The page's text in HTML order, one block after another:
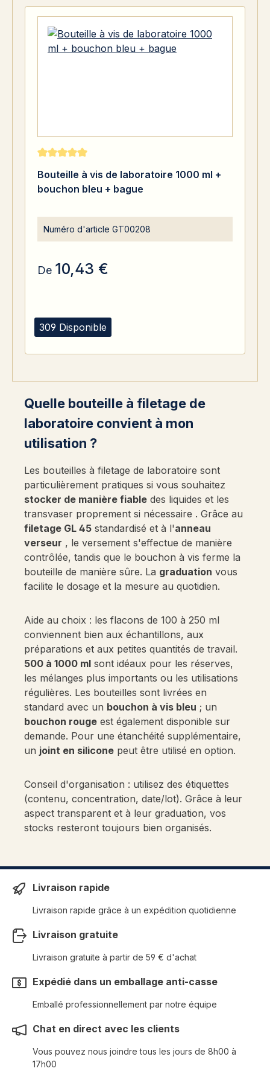
309 Disponible
Note moyenne de 5 sur 5 étoiles
Bouteille à vis de laboratoire 1000 ml +
bouchon bleu + bague
Numéro d'article GT00208
De 10,43 €
Quelle bouteille à filetage de
laboratoire convient à mon
utilisation ?
Les bouteilles à filetage de laboratoire sont
particulièrement pratiques si vous souhaitez
stocker de manière fiable des liquides et les
transvaser proprement si nécessaire . Grâce au
filetage GL 45 standardisé et à l'anneau
verseur , le versement s'effectue de manière
contrôlée, tandis que le bouchon à vis ferme la
bouteille de manière sûre. La graduation vous
facilite le dosage et la mesure au quotidien.
Aide au choix : les flacons de 100 à 250 ml
conviennent bien aux échantillons, aux
préparations et aux petites quantités de travail.
500 à 1000 ml sont idéaux pour les réserves,
les mélanges plus importants ou les utilisations
régulières. Les bouteilles sont livrées en
standard avec un bouchon à vis bleu ; un
bouchon rouge est également disponible sur
demande. Pour une étanchéité supplémentaire,
un joint en silicone peut être utilisé en option.
Conseil d'organisation : utilisez des étiquettes
(contenu, concentration, date/lot). Grâce à leur
aspect transparent et à leur graduation, vos
stocks resteront toujours bien organisés.
Livraison rapide
Livraison rapide grâce à un expédition quotidienne
Livraison gratuite
Livraison gratuite à partir de 59 € d'achat
Expédié dans un emballage anti-casse
Emballé professionnellement par notre équipe
Chat en direct avec les clients
Vous pouvez nous joindre tous les jours de 8h00 à
17h00